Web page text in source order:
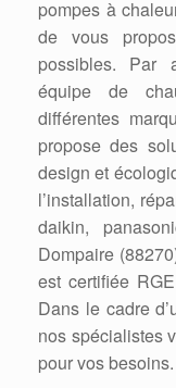
pompes à
de vous
possibles. Par
équipe de
différentes
propose des
design et
l’installation,
daikin,
Dompaire
est certifiée
Dans le cadre
nos spécialistes
pour vos besoins.